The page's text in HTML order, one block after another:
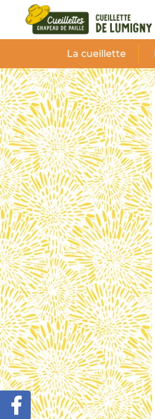
La cueillette
Panneau de gestion des cookies